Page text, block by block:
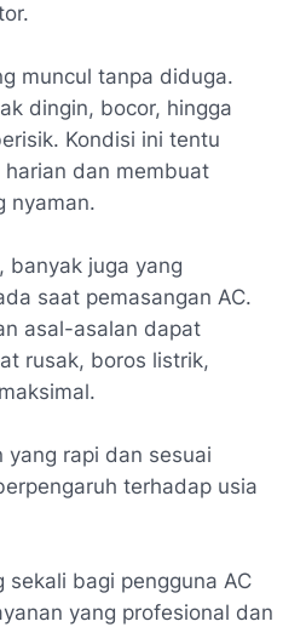
muncul tanpa diduga.
dingin, bocor, hingga
Kondisi ini tentu
dan membuat
nyaman.
banyak juga yang
saat pemasangan AC.
asal-asalan dapat
rusak, boros listrik,
yang rapi dan sesuai
terhadap usia
sekali bagi pengguna AC
yang profesional dan